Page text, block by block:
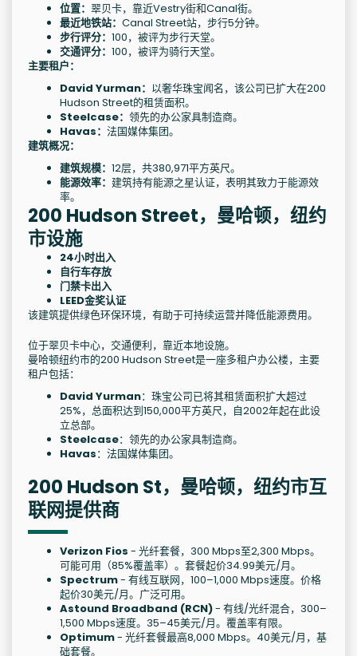
位置： 翠贝卡，靠近Vestry街和Canal街。
最近地铁站： Canal Street站，步行5分钟。
步行评分： 100，被评为步行天堂。
交通评分： 100，被评为骑行天堂。
主要租户：
David Yurman： 以奢华珠宝闻名，该公司已扩大在200
Hudson Street的租赁面积。
Steelcase： 领先的办公家具制造商。
Havas： 法国媒体集团。
建筑概况：
建筑规模： 12层，共380,971平方英尺。
能源效率： 建筑持有能源之星认证，表明其致力于能源效
率。
200 Hudson Street，曼哈顿，纽约
市设施
24小时出入
自行车存放
门禁卡出入
LEED金奖认证
该建筑提供绿色环保环境，有助于可持续运营并降低能源费用。
位于翠贝卡中心，交通便利，靠近本地设施。
曼哈顿纽约市的200 Hudson Street是一座多租户办公楼，主要
租户包括：
David Yurman：珠宝公司已将其租赁面积扩大超过
25%，总面积达到150,000平方英尺，自2002年起在此设
立总部。
Steelcase：领先的办公家具制造商。
Havas：法国媒体集团。
200 Hudson St，曼哈顿，纽约市互
联网提供商
Verizon Fios - 光纤套餐，300 Mbps至2,300 Mbps。
可能可用（85%覆盖率）。套餐起价34.99美元/月。
Spectrum- 有线互联网，100–1,000 Mbps速度。价格
起价30美元/月。广泛可用。
Astound Broadband (RCN)- 有线/光纤混合，300–
1,500 Mbps速度。35–45美元/月。覆盖率有限。
Optimum- 光纤套餐最高8,000 Mbps。40美元/月，基
础套餐。